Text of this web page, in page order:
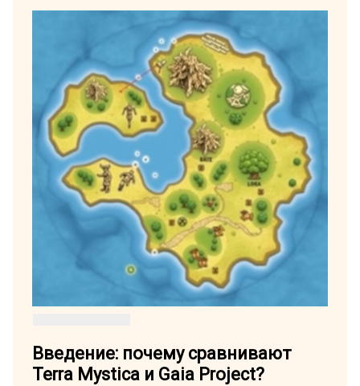
Введение: почему сравнивают
Terra Mystica и Gaia Project?